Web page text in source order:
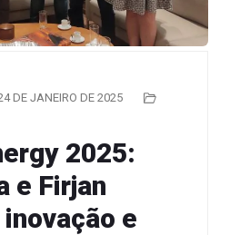
DE JANEIRO DE 2025
2025:
e Firjan
e